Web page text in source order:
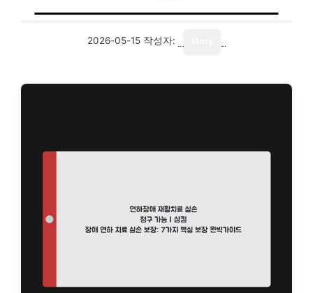
2026-05-15 작성자: